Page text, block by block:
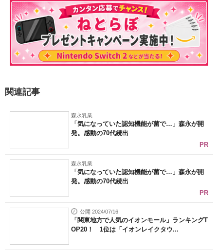
関連記事
森永乳業
「気になっていた認知機能が菌で…」森永が開
発。感動の70代続出
PR
森永乳業
「気になっていた認知機能が菌で…」森永が開
発。感動の70代続出
PR
公開 2024/07/16
「関東地方で人気のイオンモール」ランキングT
OP20！ 1位は「イオンレイクタウ...